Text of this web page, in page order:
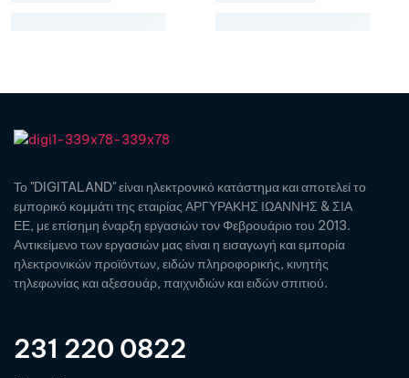
Το "DIGITALAND" είναι ηλεκτρονικό κατάστημα και αποτελεί το
εμπορικό κομμάτι της εταιρίας ΑΡΓΥΡΑΚΗΣ ΙΩΑΝΝΗΣ & ΣΙΑ
ΕΕ, με επίσημη έναρξη εργασιών τον Φεβρουάριο του 2013.
Αντικείμενο των εργασιών μας είναι η εισαγωγή και εμπορία
ηλεκτρονικών προϊόντων, ειδών πληροφορικής, κινητής
τηλεφωνίας και αξεσουάρ, παιχνιδιών και ειδών σπιτιού.
231 220 0822